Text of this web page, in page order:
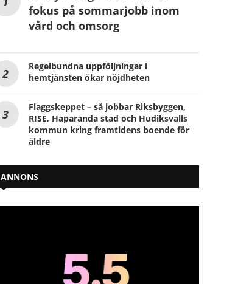
fokus på sommarjobb inom
vård och omsorg
Regelbundna uppföljningar i
hemtjänsten ökar nöjdheten
Flaggskeppet – så jobbar Riksbyggen,
RISE, Haparanda stad och Hudiksvalls
kommun kring framtidens boende för
äldre
ANNONS